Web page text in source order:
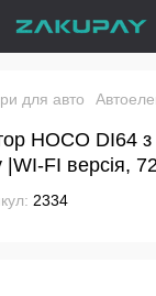
для авто
HOCO DI64
|WI-FI версія,
2334